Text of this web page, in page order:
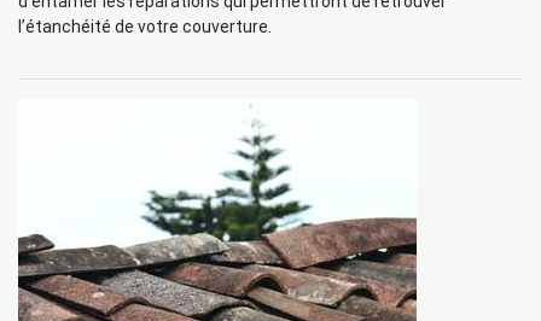
l’étanchéité de votre couverture.